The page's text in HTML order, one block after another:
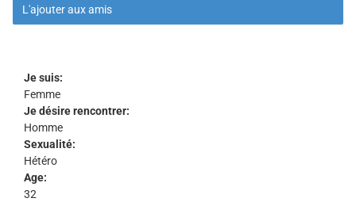
L'ajouter aux amis
Je suis:
Femme
Je désire rencontrer:
Homme
Sexualité:
Hétéro
Age:
32